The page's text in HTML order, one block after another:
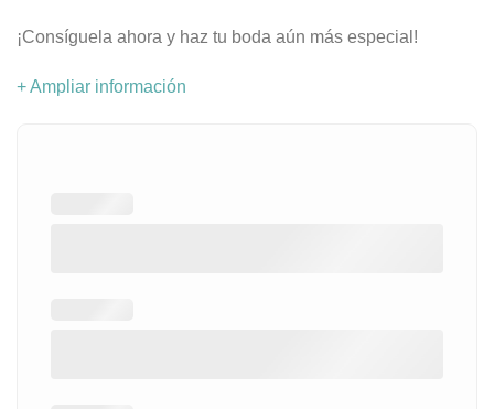
¡Consíguela ahora y haz tu boda aún más especial!
+ Ampliar información